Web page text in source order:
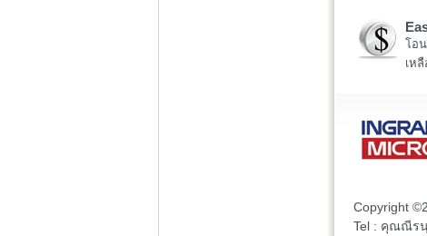
โอ
เห
Copyright
Tel : คุณณีรนุ